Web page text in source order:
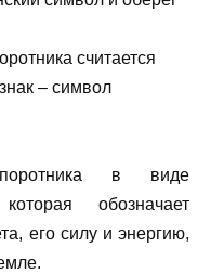
считается
– символ
в виде
обозначает
его силу и энергию,